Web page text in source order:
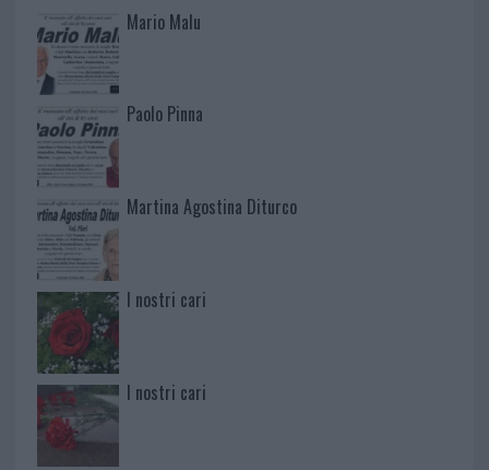
Mario Malu
Paolo Pinna
Martina Agostina Diturco
I nostri cari
I nostri cari